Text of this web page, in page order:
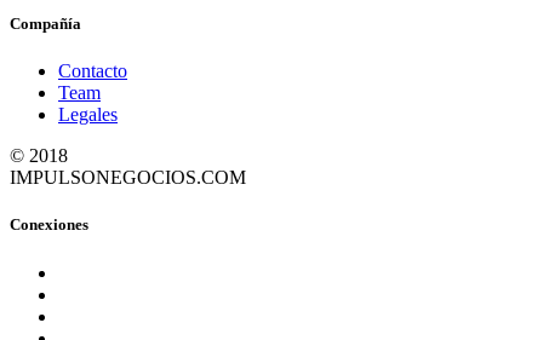
Compañía
Contacto
Team
Legales
© 2018
IMPULSONEGOCIOS.COM
Conexiones